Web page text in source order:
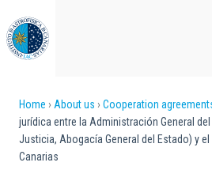
to
main
content
Breadcrumb
Home About us Cooperation
jurídica entre la Administración General
Justicia, Abogacía General del Estado) y
Canarias